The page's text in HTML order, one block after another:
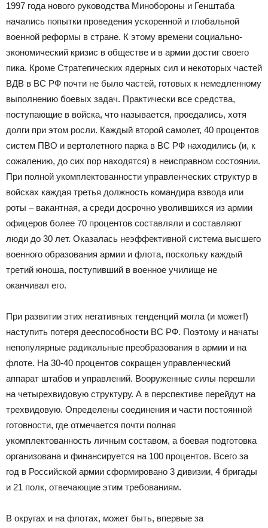
1997 года нового руководства Минобороны и Генштаба
начались попытки проведения ускоренной и глобальной
военной реформы в стране. К этому времени социально-
экономический кризис в обществе и в армии достиг своего
пика. Кроме Стратегических ядерных сил и некоторых частей
ВДВ в ВС РФ почти не было частей, готовых к немедленному
выполнению боевых задач. Практически все средства,
поступающие в войска, что называется, проедались, хотя
долги при этом росли. Каждый второй самолет, 40 процентов
систем ПВО и вертолетного парка в ВС РФ находились (и, к
сожалению, до сих пор находятся) в неисправном состоянии.
При полной укомплектованности управленческих структур в
войсках каждая третья должность командира взвода или
роты – вакантная, а среди досрочно уволившихся из армии
офицеров более 70 процентов составляли и составляют
люди до 30 лет. Оказалась неэффективной система высшего
военного образования армии и флота, поскольку каждый
третий юноша, поступивший в военное училище не
оканчивал его.
При развитии этих негативных тенденций могла (и может!)
наступить потеря дееспособности ВС РФ. Поэтому и начаты
непопулярные радикальные преобразования в армии и на
флоте. На 30-40 процентов сокращен управленческий
аппарат штабов и управлений. Вооруженные силы перешли
на четырехвидовую структуру. А в перспективе перейдут на
трехвидовую. Определены соединения и части постоянной
готовности, где отмечается почти полная
укомплектованность личным составом, а боевая подготовка
организована и финансируется на 100 процентов. Всего за
год в Российской армии сформировано 3 дивизии, 4 бригады
и 21 полк, отвечающие этим требованиям.
В округах и на флотах, может быть, впервые за